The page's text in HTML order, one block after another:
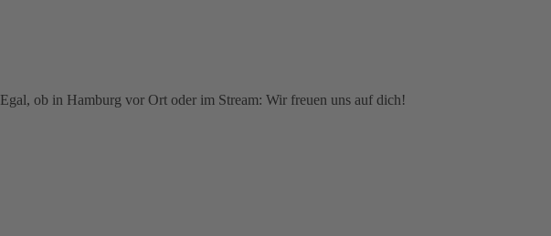
ob in Hamburg vor Ort oder im Stream: Wir freuen uns auf dich!